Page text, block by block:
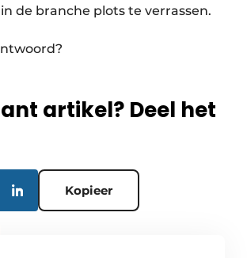
de branche plots te verrassen.
artikel? Deel het
Kopieer